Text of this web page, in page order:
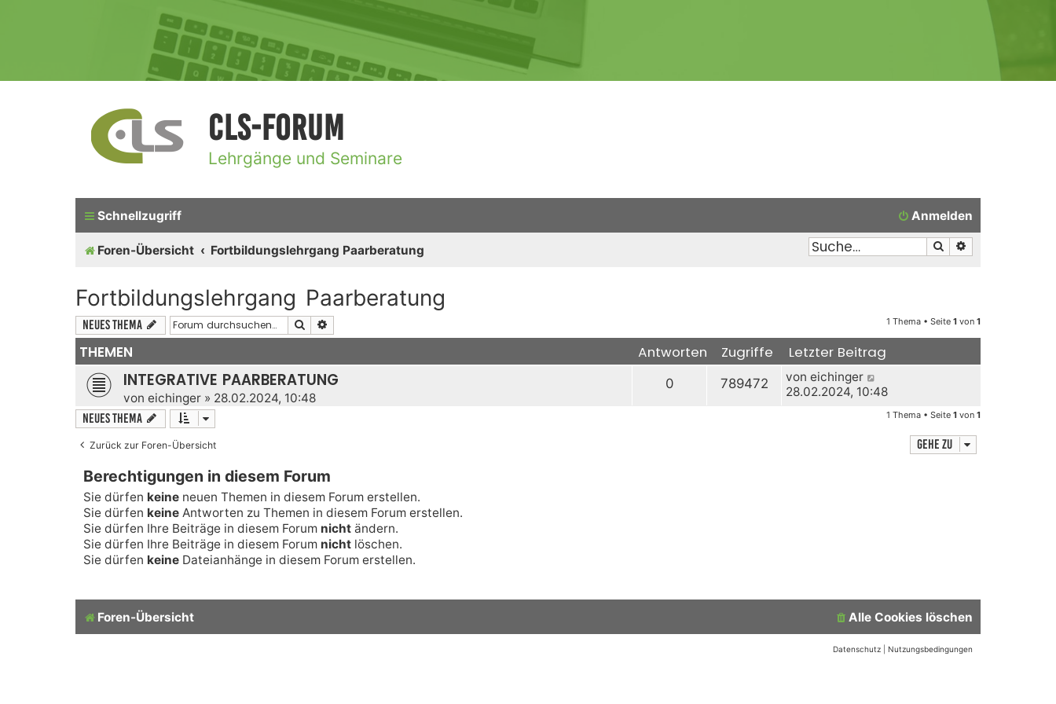
CLS-Forum
Lehrgänge und Seminare
Schnellzugriff Anmelden
Foren-Übersicht Fortbildungslehrgang Paarberatung Suche
Fortbildungslehrgang Paarberatung
Neues Thema Suche 1 Thema • Seite 1 von 1
THEMEN Antworten Zugriffe Letzter Beitrag
INTEGRATIVE PAARBERATUNG
von eichinger » 28.02.2024, 10:48
0 789472 von eichinger
28.02.2024, 10:48
Neues Thema
1 Thema • Seite 1 von 1
Zurück zur Foren-Übersicht Gehe zu
Berechtigungen in diesem Forum
Sie dürfen keine neuen Themen in diesem Forum erstellen.
Sie dürfen keine Antworten zu Themen in diesem Forum erstellen.
Sie dürfen Ihre Beiträge in diesem Forum nicht ändern.
Sie dürfen Ihre Beiträge in diesem Forum nicht löschen.
Sie dürfen keine Dateianhänge in diesem Forum erstellen.
Foren-Übersicht Alle Cookies löschen
Datenschutz Nutzungsbedingungen